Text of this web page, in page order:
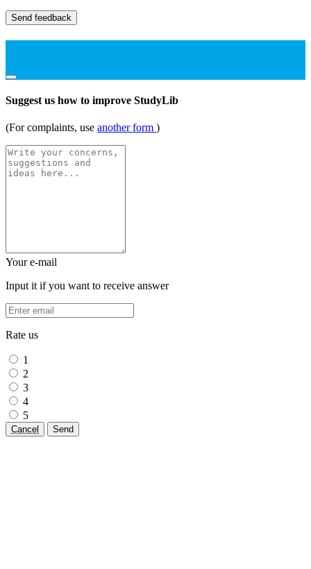
Send feedback
Suggest us how to improve StudyLib
(For complaints, use another form )
Your e-mail
Input it if you want to receive answer
Rate us
1
2
3
4
5
Cancel Send